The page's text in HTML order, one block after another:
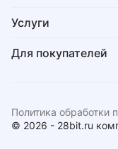
Услуги
Для покупателей
© 2026 - 28bit.ru
Политика обработки